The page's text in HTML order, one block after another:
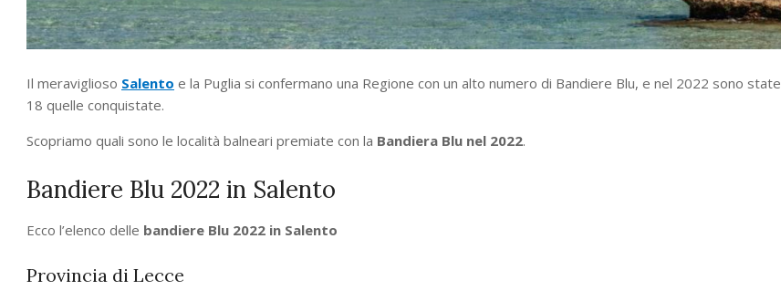
Il meraviglioso Salento e la Puglia si confermano una Regione con un alto numero di Bandiere Blu, e nel 2022 sono state
18 quelle conquistate.
Scopriamo quali sono le località balneari premiate con la Bandiera Blu nel 2022.
Bandiere Blu 2022 in Salento
Ecco l’elenco delle bandiere Blu 2022 in Salento
Provincia di Lecce